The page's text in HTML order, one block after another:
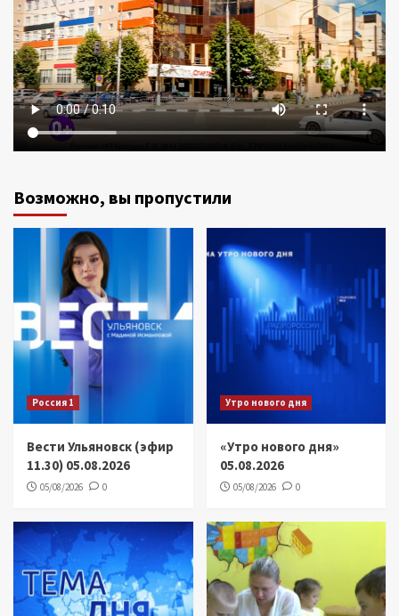
Возможно, вы пропустили
Россия 1
Вести Ульяновск (эфир
11.30) 05.08.2026
05/08/2026 0
Утро нового дня
«Утро нового дня»
05.08.2026
05/08/2026 0